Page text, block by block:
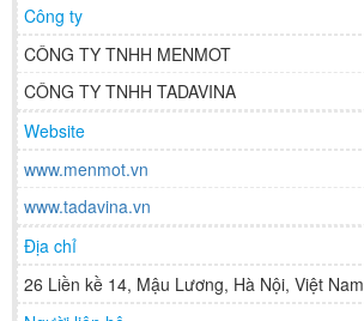
Công ty
CÔNG TY TNHH MENMOT
CÔNG TY TNHH TADAVINA
Website
www.menmot.vn
www.tadavina.vn
Địa chỉ
26 Liền kề 14, Mậu Lương, Hà Nội, Việt Nam